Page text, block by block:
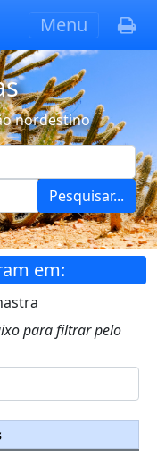
Menu
nordestino
Pesquisar...
em:
para filtrar pelo